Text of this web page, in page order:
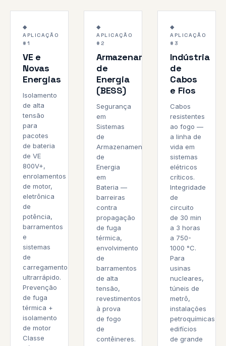
CLASSE
H/C
>1000 °C
◆
APLICAÇÃO
#1
VE e
Novas
Energias
Isolamento
de alta
tensão
para
pacotes
de bateria
de VE
800V+,
enrolamentos
de motor,
eletrônica
de
potência,
barramentos
e
sistemas
de
carregamento
ultrarrápido.
Prevenção
de fuga
térmica +
isolamento
de motor
Classe
NFPA 855
Fuga
Térmica
◆
APLICAÇÃO
#2
Armazenamento
de
Energia
(BESS)
Segurança
em
Sistemas
de
Armazenamento
de
Energia
em
Bateria —
barreiras
contra
propagação
de fuga
térmica,
envolvimento
de
barramentos
de alta
tensão,
revestimentos
à prova
de fogo
de
contêineres.
IEC 60331
3 h de
Sobrevivência
◆
APLICAÇÃO
#3
Indústria
de
Cabos
e Fios
Cabos
resistentes
ao fogo —
a linha de
vida em
sistemas
elétricos
críticos.
Integridade
de
circuito
de 30 min
a 3 horas
a 750-
1000 °C.
Para
usinas
nucleares,
túneis de
metrô,
instalações
petroquímicas,
edifícios
de grande